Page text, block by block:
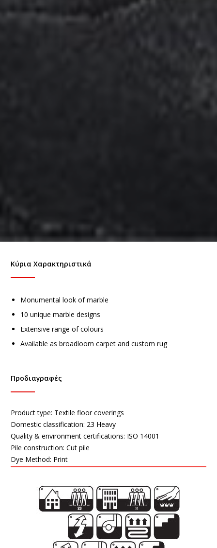
Κύρια Χαρακτηριστικά
Monumental look of marble
10 unique marble designs
Extensive range of colours
Available as broadloom carpet and custom rug
Προδιαγραφές
Product type: Textile floor coverings
Domestic classification: 23 Heavy
Quality & environment certifications: ISO 14001
Pile construction:Cut pile
Dye Method: Print